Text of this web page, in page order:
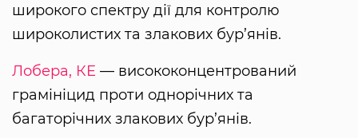
широкого спектру дії для контролю
широколистих та злакових бур’янів.
Лобера, КЕ — висококонцентрований
грамініцид проти однорічних та
багаторічних злакових бур’янів.